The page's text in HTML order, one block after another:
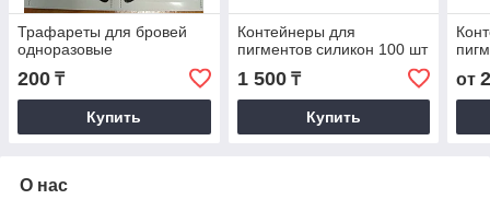
Трафареты для бровей
одноразовые
200 ₸
Купить
Контейнеры для
пигментов силикон 100 шт
1 500₸
Купить
от
О нас